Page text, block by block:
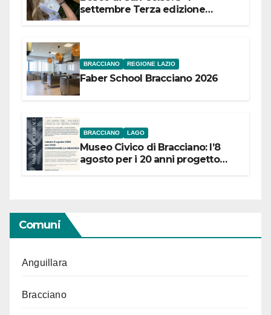
settembre Terza edizione
BRACCIANO REGIONE LAZIO
Faber School Bracciano 2026
BRACCIANO LAGO
Museo Civico di Bracciano: l’8
agosto per i 20 anni progetto
Comuni
Anguillara
Bracciano